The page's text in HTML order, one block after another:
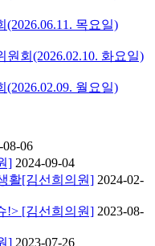
목요일)
회(2026.02.10. 화요일)
월요일)
08-06
] 2024-09-04
활[김선희의원] 2024-02-
!> [김선희의원] 2023-08-
] 2023-07-26